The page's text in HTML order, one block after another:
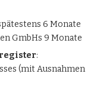
6 Monate
GmbHs 9 Monate
:
(mit Ausnahmen